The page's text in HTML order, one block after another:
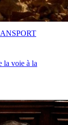
la voie à la